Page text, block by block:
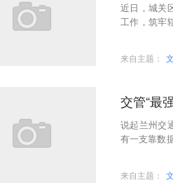
近日，城关
工作，筑牢
来自主题：
交管“最
说起兰州交
有一支靠数
来自主题：